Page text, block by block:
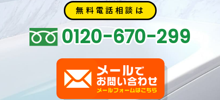
無料電話相談は
0120-670-299